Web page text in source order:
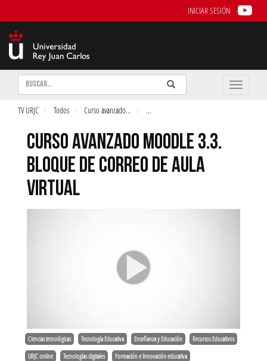
INICIAR SESIÓN
Buscar Enviar
Buscar
Toggle
TV URJC Todos Curso avanzado... ...
CURSO AVANZADO MOODLE 3.3.
BLOQUE DE CORREO DE AULA
VIRTUAL
Ciencias tecnológicas Tecnología Educativa Enseñanza y Educación Recursos Educativos
URJC online Tecnologías digitales Formación e Innovación educativa